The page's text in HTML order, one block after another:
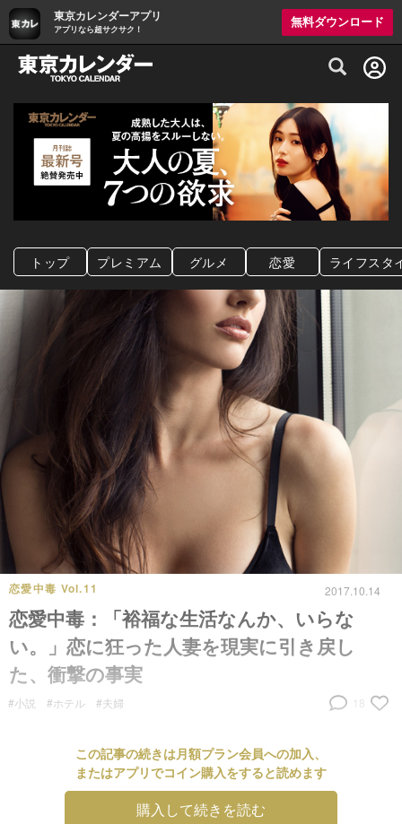
東京カレンダーアプリ
アプリなら超サクサク！
無料ダウンロード
グルメ情報・プレミアムレストラン予約
トップ プレミアム グルメ 恋愛 ライフスタ
恋愛中毒 Vol.11 2017.10.14
恋愛中毒：「裕福な生活なんか、いらな
い。」恋に狂った人妻を現実に引き戻し
た、衝撃の事実
#小説 #ホテル #夫婦 18
この記事の続きは月額プラン会員への加入、
またはアプリでコイン購入をすると読めます
購入して続きを読む